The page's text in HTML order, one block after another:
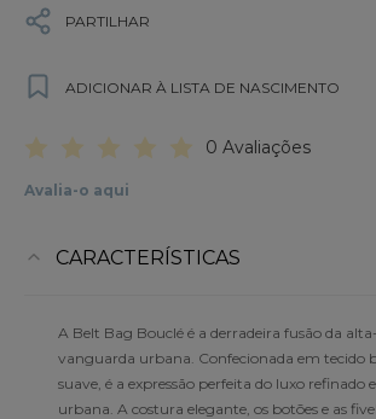
PARTILHAR
ADICIONAR À LISTA DE NASCIMENTO
0 Avaliações
Avalia-o aqui
CARACTERÍSTICAS
A Belt Bag Bouclé é a derradeira fusão da
vanguarda urbana. Confecionada em tecido
suave, é a expressão perfeita do luxo refinado
urbana. A costura elegante, os botões e as